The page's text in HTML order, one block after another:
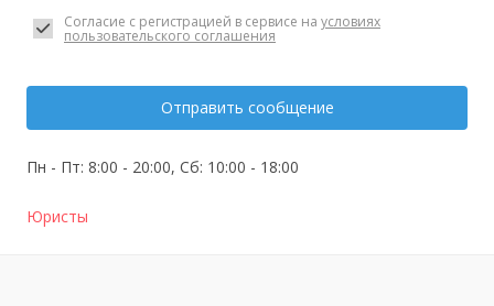
Согласие с регистрацией в сервисе на условиях
пользовательского соглашения
Отправить сообщение
Пн - Пт: 8:00 - 20:00, Сб: 10:00 - 18:00
Юристы